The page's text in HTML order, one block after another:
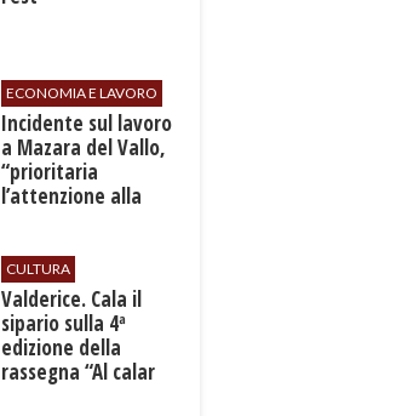
ECONOMIA E LAVORO
​Incidente sul lavoro
a Mazara del Vallo,
“prioritaria
l’attenzione alla
CULTURA
Valderice. Cala il
sipario sulla 4ª
edizione della
rassegna “Al calar